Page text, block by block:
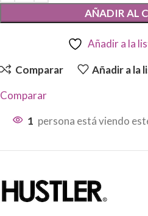
AÑADIR AL
Añadir a la
Comparar Añadir a la
Comparar
1 persona está viendo